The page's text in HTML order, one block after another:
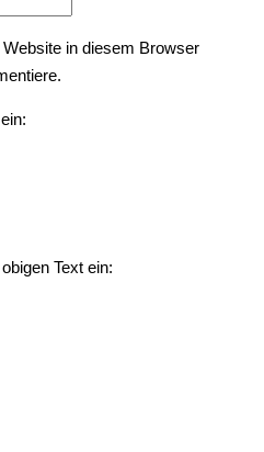
in diesem Browser
Text ein: